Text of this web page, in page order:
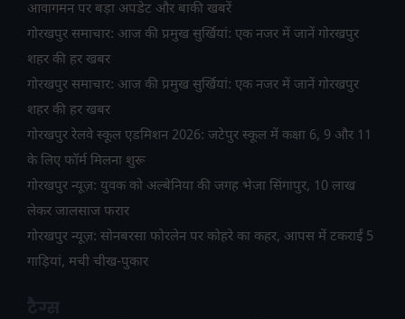
आवागमन पर बड़ा अपडेट और बाकी खबरें
गोरखपुर समाचार: आज की प्रमुख सुर्खियां: एक नजर में जानें गोरखपुर
शहर की हर खबर
गोरखपुर समाचार: आज की प्रमुख सुर्खियां: एक नजर में जानें गोरखपुर
शहर की हर खबर
गोरखपुर रेलवे स्कूल एडमिशन 2026: जटेपुर स्कूल में कक्षा 6, 9 और 11
के लिए फॉर्म मिलना शुरू
गोरखपुर न्यूज़: युवक को अल्बेनिया की जगह भेजा सिंगापुर, 10 लाख
लेकर जालसाज फरार
गोरखपुर न्यूज़: सोनबरसा फोरलेन पर कोहरे का कहर, आपस में टकराईं 5
गाड़ियां, मची चीख-पुकार